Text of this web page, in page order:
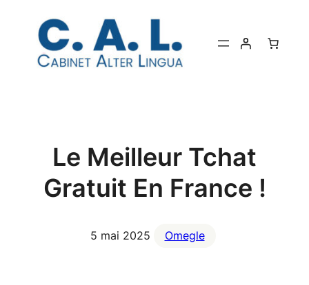
contenu
Le Meilleur Tchat
Gratuit En France !
5 mai 2025 Omegle